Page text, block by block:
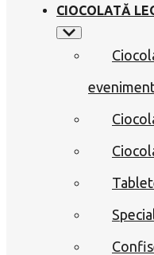
CIOCOLATĂ